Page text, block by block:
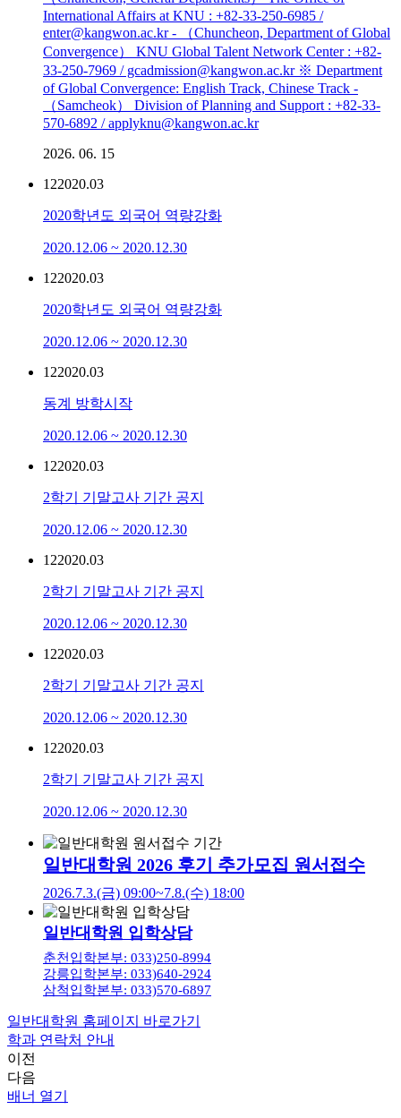
International Affairs at KNU : +82-33-250-6985 /
enter@kangwon.ac.kr - （Chuncheon, Department of Global
Convergence） KNU Global Talent Network Center : +82-
33-250-7969 / gcadmission@kangwon.ac.kr ※ Department
of Global Convergence: English Track, Chinese Track -
（Samcheok） Division of Planning and Support : +82-33-
570-6892 / applyknu@kangwon.ac.kr
2026. 06. 15
122020.03
2020학년도 외국어 역량강화
2020.12.06 ~ 2020.12.30
122020.03
2020학년도 외국어 역량강화
2020.12.06 ~ 2020.12.30
122020.03
동계 방학시작
2020.12.06 ~ 2020.12.30
122020.03
2학기 기말고사 기간 공지
2020.12.06 ~ 2020.12.30
122020.03
2학기 기말고사 기간 공지
2020.12.06 ~ 2020.12.30
122020.03
2학기 기말고사 기간 공지
2020.12.06 ~ 2020.12.30
122020.03
2학기 기말고사 기간 공지
2020.12.06 ~ 2020.12.30
일반대학원 2026 후기 추가모집 원서접수
2026.7.3.(금) 09:00~7.8.(수) 18:00
일반대학원 입학상담
춘천입학본부: 033)250-8994
강릉입학본부: 033)640-2924
삼척입학본부: 033)570-6897
일반대학원 홈페이지 바로가기
학과 연락처 안내
이전
다음
배너 열기